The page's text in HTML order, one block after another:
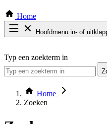
Home
Hoofdmenu in- of
Thema COVID-19
Bekijk per bestuursorgaan
Typ een zoekterm in
Home
Zoeken